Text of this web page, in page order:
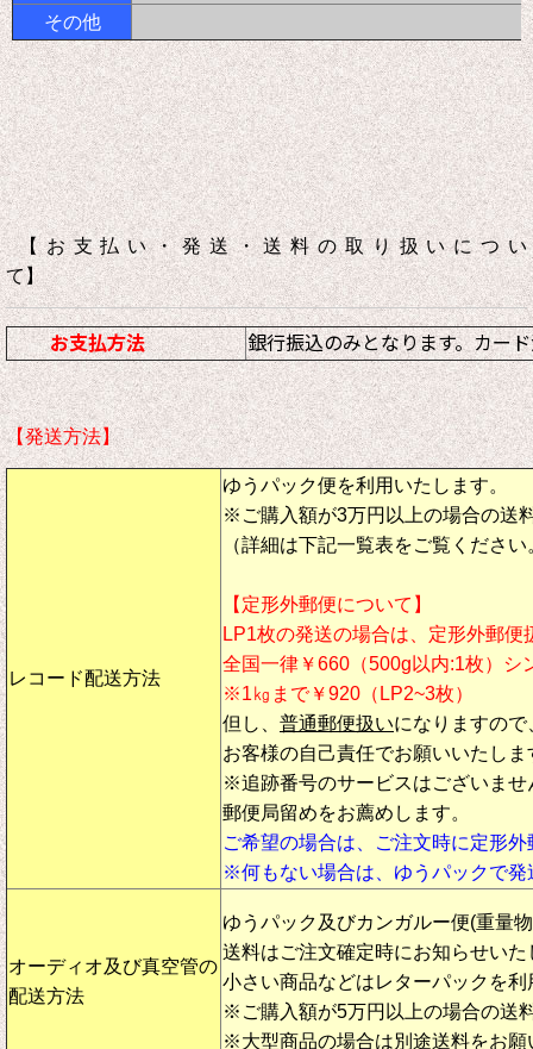
その他
【お支払い・発送・送料の取り扱いについ
て】
お支払方法 銀行振込のみとなります。カー
【発送方法】
レコード配送方法
ゆうパック便を利用いたします。
※ご購入額が3万円以上の場合の送
（詳細は下記一覧表をご覧ください
【定形外郵便について】
LP1枚の発送の場合は、定形外郵便
全国一律￥660（500g以内:1枚）シ
※1㎏まで￥920（LP2~3枚）
但し、 普通郵便扱いになりますの
お客様の自己責任でお願いいたしま
※追跡番号のサービスはございませ
郵便局留めをお薦めします。
ご希望の場合は、ご注文時に定形
※何もない場合は、ゆうパックで発
オーディオ及び真空管の
配送方法
ゆうパック及びカンガルー便(重量
送料はご注文確定時にお知らせいた
小さい商品などはレターパックを利
※ご購入額が5万円以上の場合の送
※大型商品の場合は別途送料をお願